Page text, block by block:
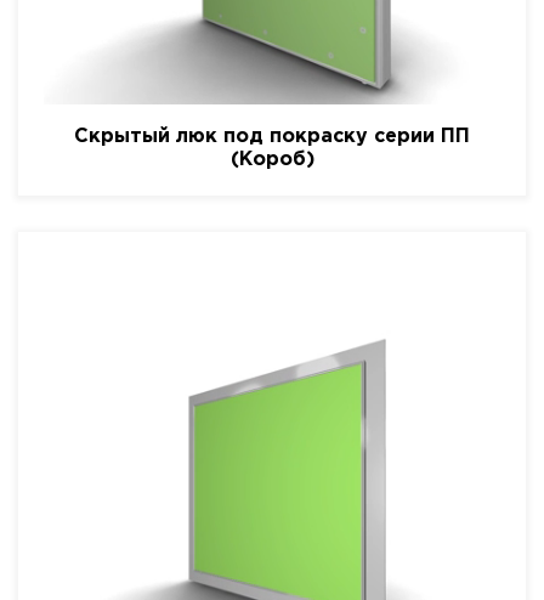
Скрытый люк под покраску серии ПП
(Короб)